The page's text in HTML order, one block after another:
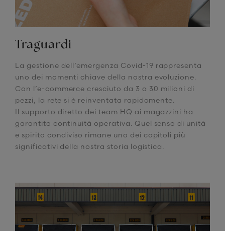
Traguardi
La gestione dell’emergenza Covid-19 rappresenta
uno dei momenti chiave della nostra evoluzione.
Con l’e-commerce cresciuto da 3 a 30 milioni di
pezzi, la rete si è reinventata rapidamente.
Il supporto diretto dei team HQ ai magazzini ha
garantito continuità operativa. Quel senso di unità
e spirito condiviso rimane uno dei capitoli più
significativi della nostra storia logistica.